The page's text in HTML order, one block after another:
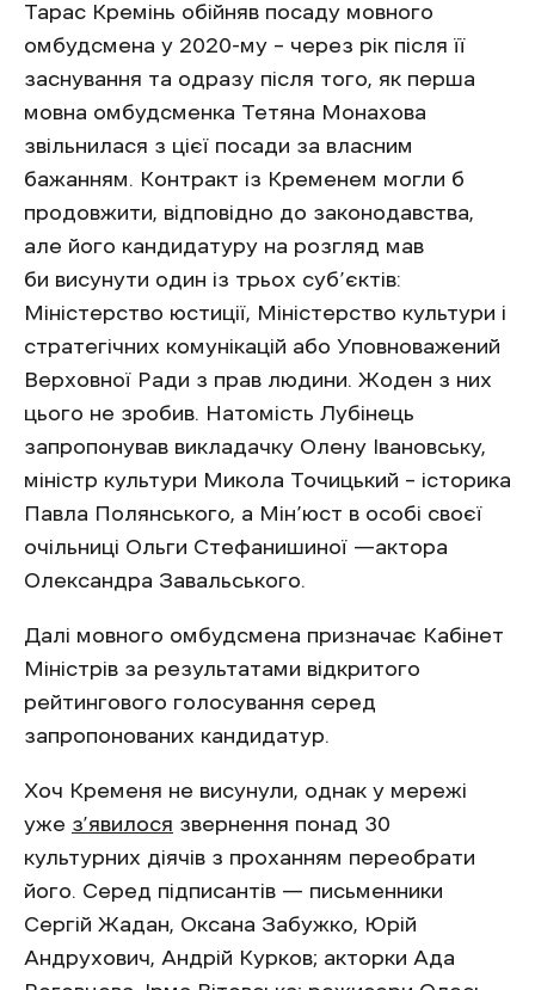
Тарас Кремінь обійняв посаду мовного
омбудсмена у 2020-му – через рік після її
заснування та одразу після того, як перша
мовна омбудсменка Тетяна Монахова
звільнилася з цієї посади за власним
бажанням. Контракт із Кременем могли б
продовжити, відповідно до законодавства,
але його кандидатуру на розгляд мав
би висунути один із трьох суб’єктів:
Міністерство юстиції, Міністерство культури і
стратегічних комунікацій або Уповноважений
Верховної Ради з прав людини. Жоден з них
цього не зробив. Натомість Лубінець
запропонував викладачку Олену Івановську,
міністр культури Микола Точицький – історика
Павла Полянського, а Мін’юст в особі своєї
очільниці Ольги Стефанишиної —актора
Олександра Завальського.
Далі мовного омбудсмена призначає Кабінет
Міністрів за результатами відкритого
рейтингового голосування серед
запропонованих кандидатур.
Хоч Кременя не висунули, однак у мережі
уже з’явилося звернення понад 30
культурних діячів з проханням переобрати
його. Серед підписантів — письменники
Сергій Жадан, Оксана Забужко, Юрій
Андрухович, Андрій Курков; акторки Ада